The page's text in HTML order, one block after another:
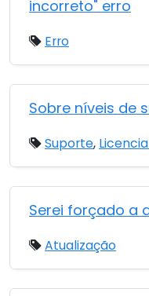
incorreto" erro
Erro
Sobre níveis de
Suporte,
Serei forçado a
Atualização